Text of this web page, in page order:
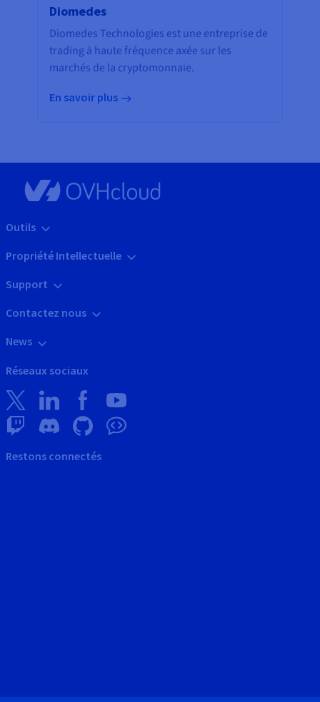
Diomedes
Diomedes Technologies est une entreprise de
trading à haute fréquence axée sur les
marchés de la cryptomonnaie.
En savoir plus
Outils
Propriété Intellectuelle
Support
Contactez nous
News
Réseaux sociaux
Restons connectés